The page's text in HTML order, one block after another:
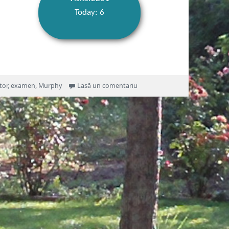
Today: 6
,examen, Murphy Lasă un comentariu la Legile lui Murphy